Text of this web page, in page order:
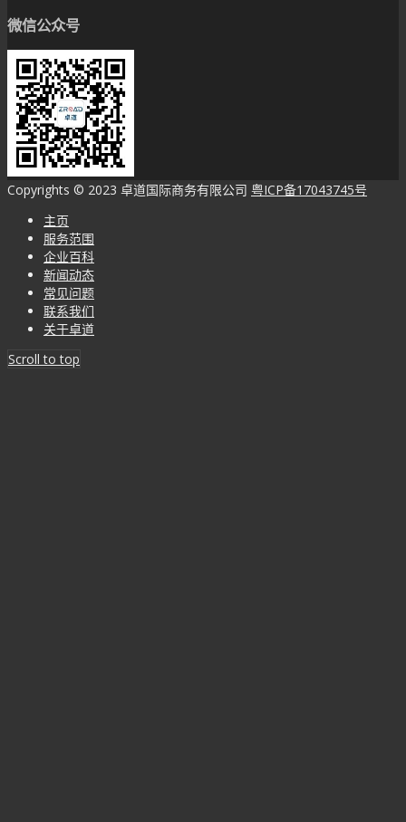
微信公众号
Copyrights © 2023 卓道国际商务有限公司 粤ICP备17043745号
主页
服务范围
企业百科
新闻动态
常见问题
联系我们
关于卓道
Scroll to top